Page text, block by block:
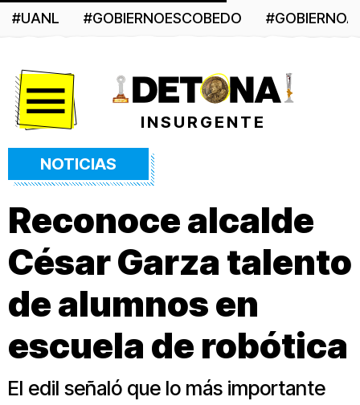
#UANL #GOBIERNOESCOBEDO
INSURGENTE
NOTICIAS
Reconoce alcalde
César Garza talento
de alumnos en
escuela de robótica
El edil señaló que lo más importante